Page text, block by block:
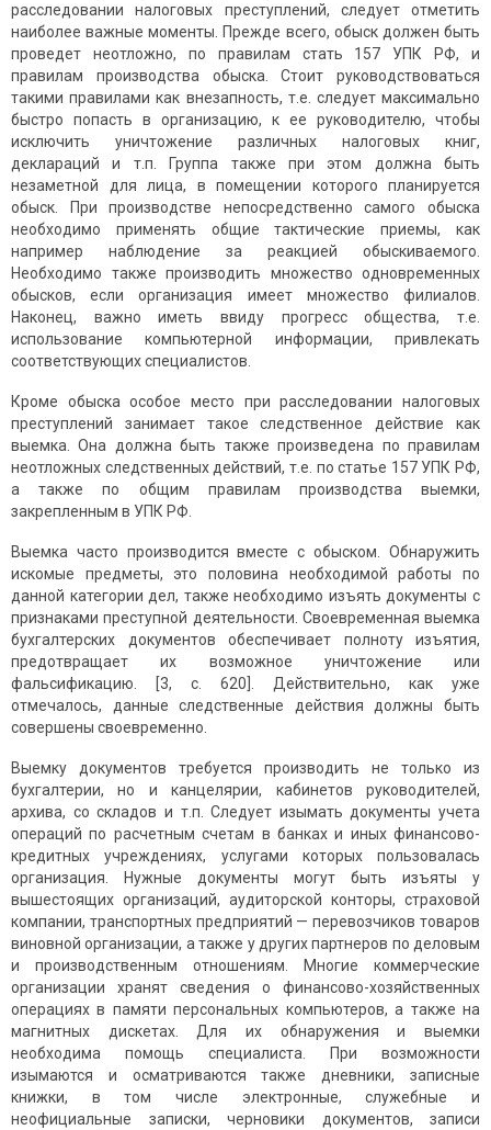
расследовании налоговых преступлений, следует отметить
наиболее важные моменты. Прежде всего, обыск должен быть
проведет неотложно, по правилам стать 157 УПК РФ, и
правилам производства обыска. Стоит руководствоваться
такими правилами как внезапность, т.е. следует максимально
быстро попасть в организацию, к ее руководителю, чтобы
исключить уничтожение различных налоговых книг,
деклараций и т.п. Группа также при этом должна быть
незаметной для лица, в помещении которого планируется
обыск. При производстве непосредственно самого обыска
необходимо применять общие тактические приемы, как
например наблюдение за реакцией обыскиваемого.
Необходимо также производить множество одновременных
обысков, если организация имеет множество филиалов.
Наконец, важно иметь ввиду прогресс общества, т.е.
использование компьютерной информации, привлекать
соответствующих специалистов.
Кроме обыска особое место при расследовании налоговых
преступлений занимает такое следственное действие как
выемка. Она должна быть также произведена по правилам
неотложных следственных действий, т.е. по статье 157 УПК РФ,
а также по общим правилам производства выемки,
закрепленным в УПК РФ.
Выемка часто производится вместе с обыском. Обнаружить
искомые предметы, это половина необходимой работы по
данной категории дел, также необходимо изъять документы с
признаками преступной деятельности. Своевременная выемка
бухгалтерских документов обеспечивает полноту изъятия,
предотвращает их возможное уничтожение или
фальсификацию. [3, с. 620]. Действительно, как уже
отмечалось, данные следственные действия должны быть
совершены своевременно.
Выемку документов требуется производить не только из
бухгалтерии, но и канцелярии, кабинетов руководителей,
архива, со складов и т.п. Следует изымать документы учета
операций по расчетным счетам в банках и иных финансово-
кредитных учреждениях, услугами которых пользовалась
организация. Нужные документы могут быть изъяты у
вышестоящих организаций, аудиторской конторы, страховой
компании, транспортных предприятий — перевозчиков товаров
виновной организации, а также у других партнеров по деловым
и производственным отношениям. Многие коммерческие
организации хранят сведения о финансово-хозяйственных
операциях в памяти персональных компьютеров, а также на
магнитных дискетах. Для их обнаружения и выемки
необходима помощь специалиста. При возможности
изымаются и осматриваются также дневники, записные
книжки, в том числе электронные, служебные и
неофициальные записки, черновики документов, записи